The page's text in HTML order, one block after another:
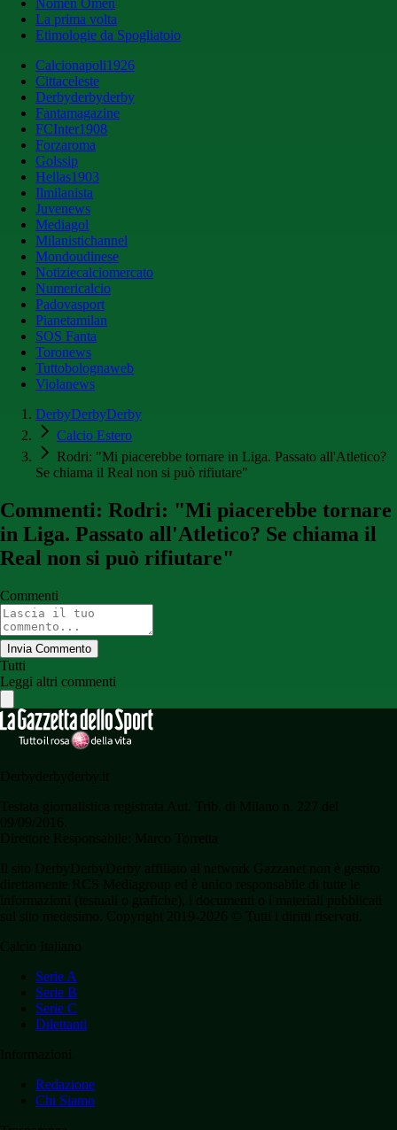
Nomen Omen
La prima volta
Etimologie da Spogliatoio
Calcionapoli1926
Cittaceleste
Derbyderbyderby
Fantamagazine
FCInter1908
Forzaroma
Golssip
Hellas1903
Ilmilanista
Juvenews
Mediagol
Milanistichannel
Mondoudinese
Notiziecalciomercato
Numericalcio
Padovasport
Pianetamilan
SOS Fanta
Toronews
Tuttobolognaweb
Violanews
DerbyDerbyDerby
Calcio Estero
Rodri: "Mi piacerebbe tornare in Liga. Passato all'Atletico?
Se chiama il Real non si può rifiutare"
Commenti: Rodri: "Mi piacerebbe tornare
in Liga. Passato all'Atletico? Se chiama il
Real non si può rifiutare"
Commenti
Invia Commento
Tutti
Leggi altri commenti
Serie A
Serie B
Serie C
Dilettanti
Redazione
Chi Siamo